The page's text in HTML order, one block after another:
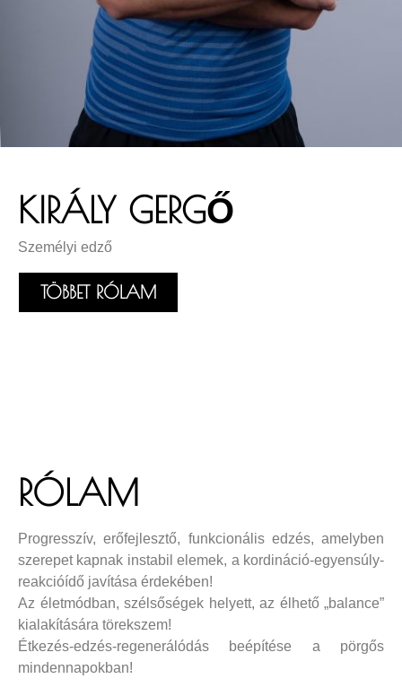
KIRÁLY GERGŐ
Személyi edző
TÖBBET RÓLAM
RÓLAM
Progresszív, erőfejlesztő, funkcionális edzés, amelyben
szerepet kapnak instabil elemek, a kordináció-egyensúly-
reakcióídő javítása érdekében!
Az életmódban, szélsőségek helyett, az élhető „balance”
kialakítására törekszem!
Étkezés-edzés-regenerálódás beépítése a pörgős
mindennapokban!